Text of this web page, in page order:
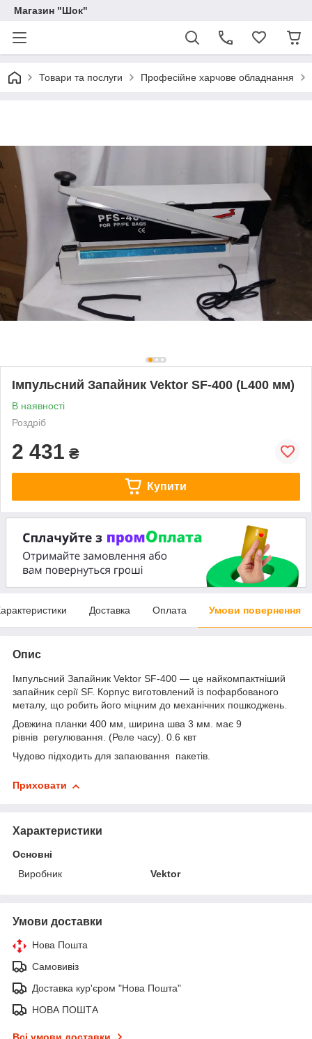
Магазин "Шок"
Товари та послуги Професійне харчове обладнання
Імпульсний Запайник Vektor SF-400 (L400 мм)
В наявності
Роздріб
2 431 ₴
Купити
Доставка Оплата Умови повернення
Опис
Імпульсний Запайник Vektor SF-400 — це найкомпактніший
запайник серії SF. Корпус виготовлений із пофарбованого
металу, що робить його міцним до механічних пошкоджень.
Довжина планки 400 мм, ширина шва 3 мм. має 9
рівнів регулювання. (Реле часу). 0.6 квт
Чудово підходить для запаювання пакетів.
Приховати
Характеристики
Основні
Виробник
Vektor
Умови доставки
Нова Пошта
Самовивіз
Доставка кур'єром "Нова Пошта"
НОВА ПОШТА